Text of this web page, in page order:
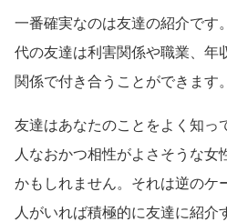
一番確実なのは友達の紹介です
代の友達は利害関係や職業、年
関係で付き合うことができます。
友達はあなたのことをよく知っ
人なおかつ相性がよさそうな女
かもしれません。それは逆のケ
人がいれば積極的に友達に紹介